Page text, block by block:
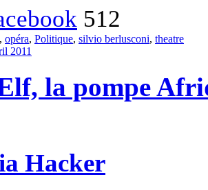
512
, opéra, Politique, silvio berlusconi, theatre
2011
la pompe
Hacker